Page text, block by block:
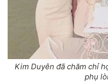
Kim Duyên đã chăm chỉ
phụ